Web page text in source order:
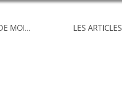
MOI... LES ARTICLES